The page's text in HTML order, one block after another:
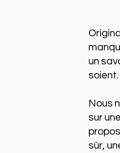
un
soient.
Nous
sur
sûr,